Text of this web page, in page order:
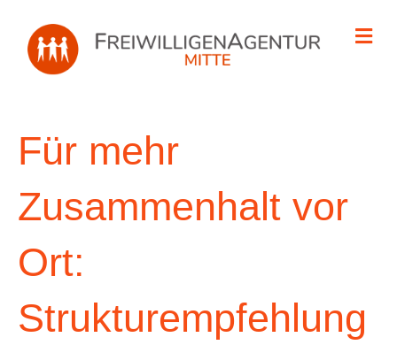
Für mehr
Zusammenhalt vor
Ort:
Strukturempfehlung